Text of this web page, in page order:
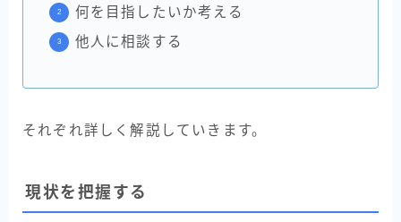
何を目指したいか考える
他人に相談する
それぞれ詳しく解説していきます。
現状を把握する